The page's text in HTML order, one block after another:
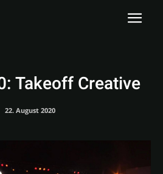
Takeoff Creative
22. August 2020